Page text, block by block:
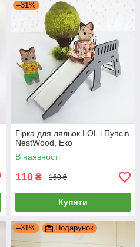
–31%
Гірка для ляльок LOL і Пупсів
NestWood, Еко
В наявності
110 ₴ 160 ₴
Купити
–31% Подарунок